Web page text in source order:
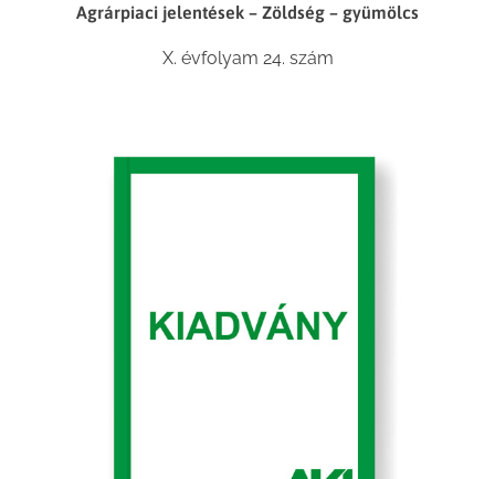
Agrárpiaci jelentések – Zöldség – gyümölcs
X. évfolyam 24. szám